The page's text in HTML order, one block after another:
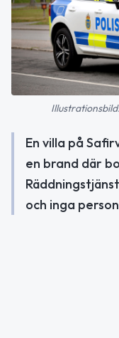
En villa på
en brand där
och inga